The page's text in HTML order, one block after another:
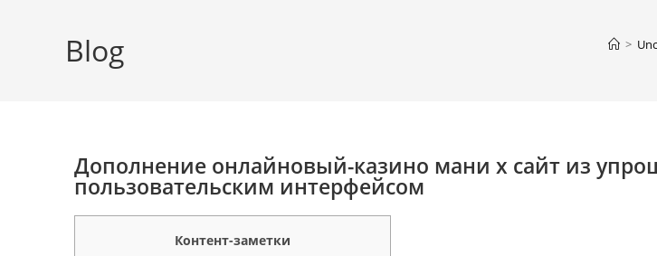
Blog >
Дополнение онлайновый-казино мани х сайт из
пользовательским интерфейсом
Контент-заметки